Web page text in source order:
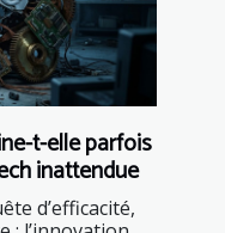
t-elle parfois
inattendue
d’efficacité,